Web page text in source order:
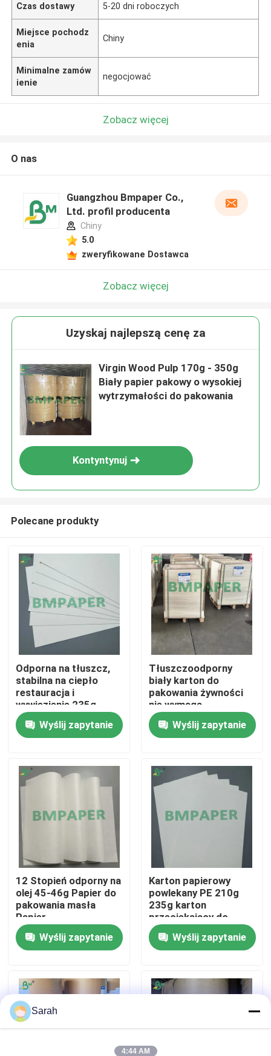
Dom
Produkty
O nas
Wycieczka po fabryce
Kontrola jakości
Skontaktuj się z nami
Aktualności
Papier do plotera CAD
Papier NCR bezwęglowy
Czas dostawy 5-20 dni roboczych
Miejsce pochodz
enia
Chiny
Minimalne zamów
ienie
negocjować
Zobacz więcej
O nas
Guangzhou Bmpaper Co.,
Ltd. profil producenta
Chiny
5.0
zweryfikowane Dostawca
Zobacz więcej
Uzyskaj najlepszą cenę za
Virgin Wood Pulp 170g - 350g
Biały papier pakowy o wysokiej
wytrzymałości do pakowania
Kontyntynuj
Polecane produkty
Odporna na tłuszcz,
stabilna na ciepło
restauracja i
wywiezienie 235g
245g pojemnik zupy
Karton do misek z
instantem i misek z
Wyślij zapytanie
Tłuszczoodporny
biały karton do
pakowania żywności
nie wymaga
laminowania
Wyślij zapytanie
12 Stopień odporny na
olej 45-46g Papier do
pakowania masła
Papier
tłuszczoodporny do
opakowań
spożywczych
Wyślij zapytanie
Karton papierowy
powlekany PE 210g
235g karton
przeciekający do
misek z gorącą zupą
Wyślij zapytanie
Sarah
4:44 AM